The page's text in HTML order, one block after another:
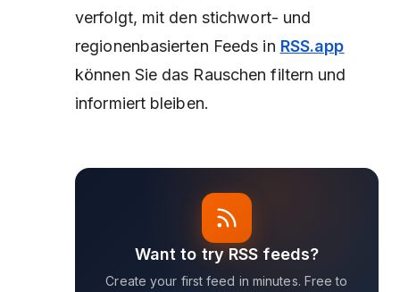
verfolgt, mit den stichwort- und
regionenbasierten Feeds in RSS.app
können Sie das Rauschen filtern und
informiert bleiben.
Want to try RSS feeds?
Create your first feed in minutes. Free to